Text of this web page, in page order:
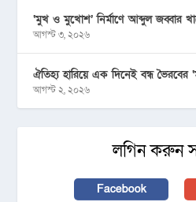
‘মুখ ও মুখোশ’ নির্মাণে আব্দুল জব্বার
আগস্ট ৩, ২০২৬
ঐতিহ্য হারিয়ে এক দিনেই বন্ধ ভৈরবের
আগস্ট ২, ২০২৬
লগিন করুন
Facebook